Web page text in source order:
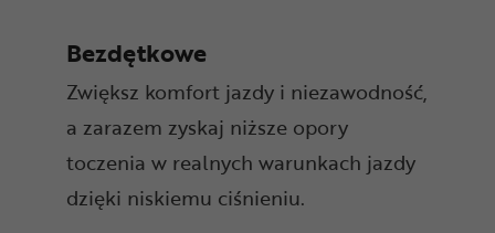
Bezdętkowe
Zwiększ komfort jazdy i niezawodność,
a zarazem zyskaj niższe opory
toczenia w realnych warunkach jazdy
dzięki niskiemu ciśnieniu.